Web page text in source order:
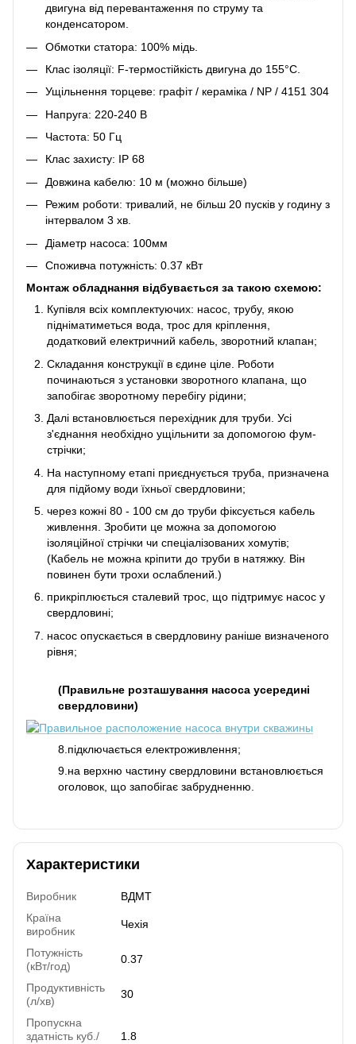
двигуна від перевантаження по струму та
конденсатором.
Обмотки статора: 100% мідь.
Клас ізоляції: F-термостійкість двигуна до 155°С.
Ущільнення торцеве: графіт / кераміка / NP / 4151 304
Напруга: 220-240 В
Частота: 50 Гц
Клас захисту: IP 68
Довжина кабелю: 10 м (можно більше)
Режим роботи: тривалий, не більш 20 пусків у годину з
інтервалом 3 хв.
Діаметр насоса: 100мм
Споживча потужність: 0.37 кВт
Монтаж обладнання відбувається за такою схемою:
Купівля всіх комплектуючих: насос, трубу, якою
підніматиметься вода, трос для кріплення,
додатковий електричний кабель, зворотний клапан;
Складання конструкції в єдине ціле. Роботи
починаються з установки зворотного клапана, що
запобігає зворотному перебігу рідини;
Далі встановлюється перехідник для труби. Усі
з'єднання необхідно ущільнити за допомогою фум-
стрічки;
На наступному етапі приєднується труба, призначена
для підйому води їхньої свердловини;
через кожні 80 - 100 см до труби фіксується кабель
живлення. Зробити це можна за допомогою
ізоляційної стрічки чи спеціалізованих хомутів;
(Кабель не можна кріпити до труби в натяжку. Він
повинен бути трохи ослаблений.)
прикріплюється сталевий трос, що підтримує насос у
свердловині;
насос опускається в свердловину раніше визначеного
рівня;
(Правильне розташування насоса усередині
свердловини)
8.підключається електроживлення;
9.на верхню частину свердловини встановлюється
оголовок, що запобігає забрудненню.
Характеристики
Виробник
ВДМТ
Країна
виробник
Чехія
Потужність
(кВт/год)
0.37
Продуктивність
(л/хв)
30
Пропускна
здатність куб./
1.8